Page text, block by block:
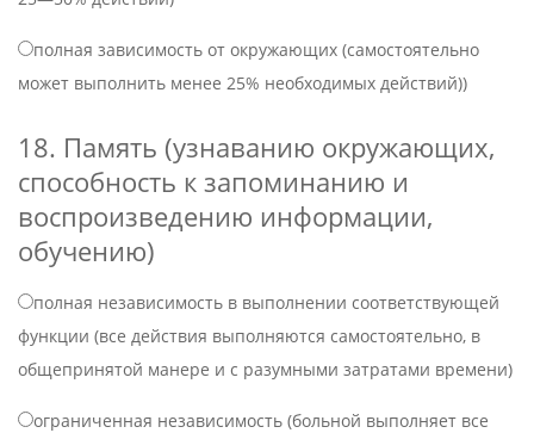
полная зависимость от окружающих (самостоятельно
может выполнить менее 25% необходимых действий))
18. Память (узнаванию окружающих,
способность к запоминанию и
воспроизведению информации,
обучению)
полная независимость в выполнении соответствующей
функции (все действия выполняются самостоятельно, в
общепринятой манере и с разумными затратами времени)
ограниченная независимость (больной выполняет все